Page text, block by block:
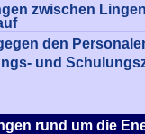
rund um die
zwischen
den
und